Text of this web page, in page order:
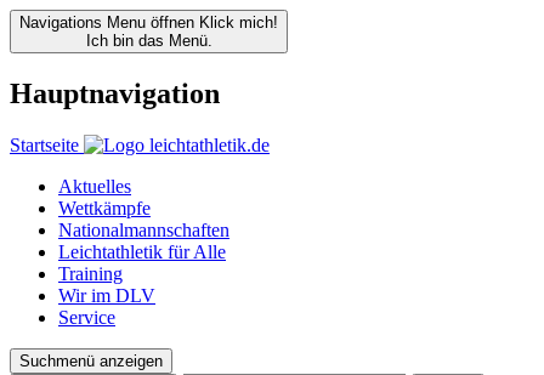
Navigations Menu öffnen Klick mich!
Ich bin das Menü.
Hauptnavigation
Startseite
Aktuelles
Wettkämpfe
Nationalmannschaften
Leichtathletik für Alle
Training
Wir im DLV
Service
Suchmenü anzeigen